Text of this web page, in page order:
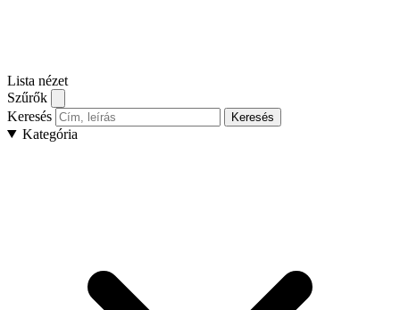
Lista nézet
Szűrők
Keresés
Keresés
Kategória